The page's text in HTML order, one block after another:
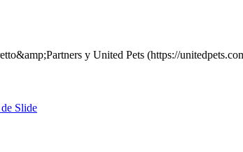
y United Pets (https://